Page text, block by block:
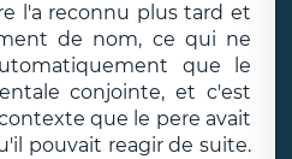
l'a reconnu plus tard et
de nom, ce qui ne
que le
conjointe, et c'est
que le pere avait
pouvait reagir de suite.